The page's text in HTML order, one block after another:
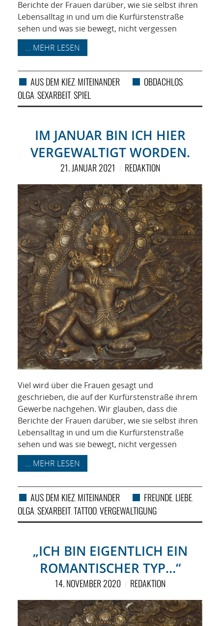
Berichte der Frauen darüber, wie sie selbst ihren
Lebensalltag in und um die Kurfürstenstraße
sehen und was sie bewegt, nicht vergessen
... MEHR LESEN
AUS DEM KIEZ, MITEINANDER OBDACHLOS,
OLGA,SEXARBEIT,SPIEL
IM JANUAR BIN ICH HIER
VERGEWALTIGT WORDEN.
21. JANUAR 2021 REDAKTION
Viel wird über die Frauen gesagt und
geschrieben, die auf der Kurfürstenstraße ihrem
Gewerbe nachgehen. Wir glauben, dass die
Berichte der Frauen darüber, wie sie selbst ihren
Lebensalltag in und um die Kurfürstenstraße
sehen und was sie bewegt, nicht vergessen
... MEHR LESEN
AUS DEM KIEZ, MITEINANDER FREUNDE, LIEBE,
OLGA,SEXARBEIT,TATTOO,VERGEWALTIGUNG
„ICH BIN EIGENTLICH EIN
ROMANTISCHER TYP…“
14. NOVEMBER 2020 REDAKTION